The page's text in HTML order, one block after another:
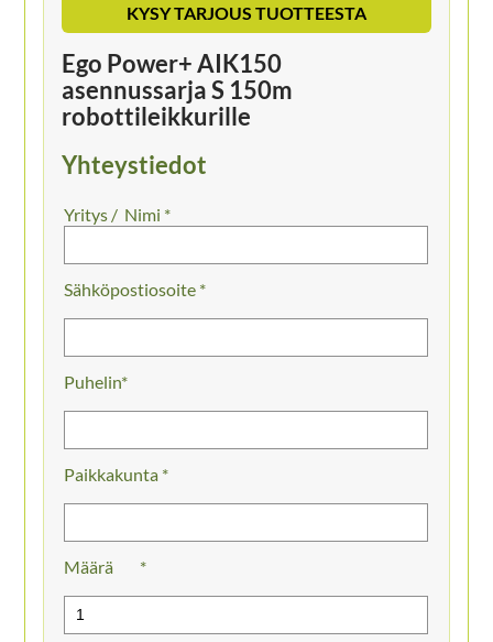
KYSY TARJOUS TUOTTEESTA
Ego Power+ AIK150
asennussarja S 150m
robottileikkurille
Yhteystiedot
Nimi *
Sähköpostiosoite *
Puhelin
Paikkakunta *
Määrä